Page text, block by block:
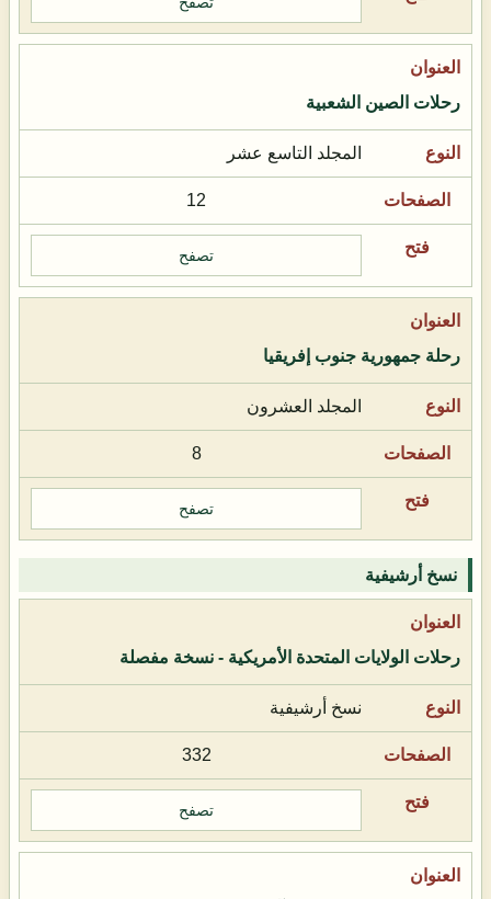
رحلات الصين الشعبية
المجلد التاسع عشر
12
تصفح
رحلة جمهورية جنوب إفريقيا
المجلد العشرون
8
تصفح
نسخ أرشيفية
رحلات الولايات المتحدة الأمريكية - نسخة مفصلة
نسخ أرشيفية
332
تصفح